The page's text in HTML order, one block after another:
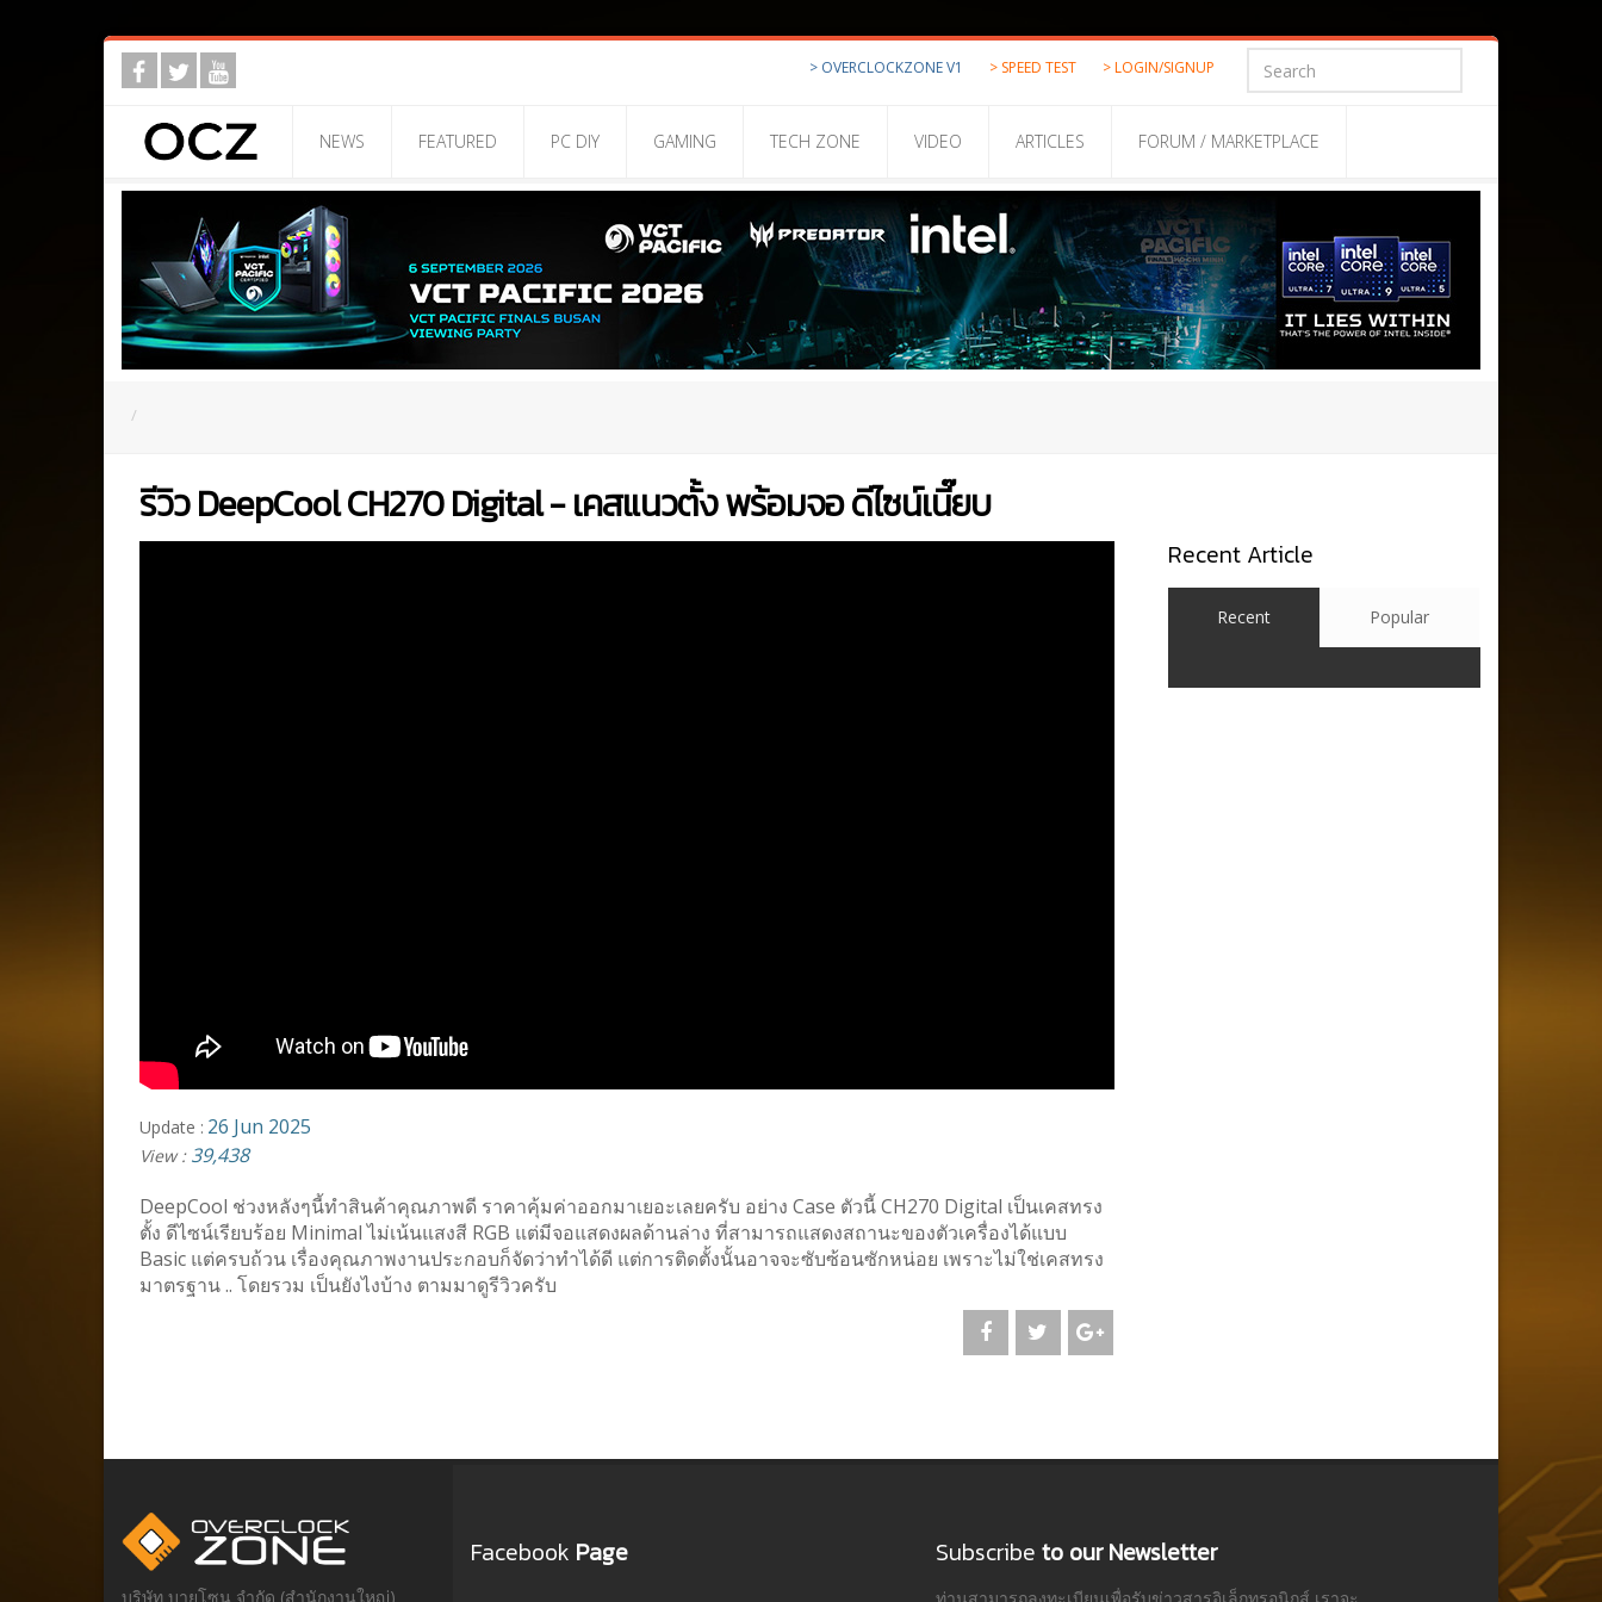
> OVERCLOCKZONE V1 > SPEED TEST > LOGIN/SIGNUP
NEWS FEATURED PC DIY GAMING TECH ZONE VIDEO ARTICLES FORUM / MARKETPLACE
รีวิว DeepCool CH270 Digital - เคสแนวตั้ง พร้อมจอ ดีไซน์เนี๊ยบ
Update : 26 Jun 2025
View : 39,438
DeepCool ช่วงหลังๆนี้ทำสินค้าคุณภาพดี ราคาคุ้มค่าออกมาเยอะเลยครับ อย่าง Case ตัวนี้ CH270 Digital เป็นเคสทรง
ตั้ง ดีไซน์เรียบร้อย Minimal ไม่เน้นแสงสี RGB แต่มีจอแสดงผลด้านล่าง ที่สามารถแสดงสถานะของตัวเครื่องได้แบบ
Basic แต่ครบถ้วน เรื่องคุณภาพงานประกอบก็จัดว่าทำได้ดี แต่การติดตั้งนั้นอาจจะซับซ้อนซักหน่อย เพราะไม่ใช่เคสทรง
มาตรฐาน .. โดยรวม เป็นยังไงบ้าง ตามมาดูรีวิวครับ
Recent Article
Recent Popular
บริษัท บายโซน จำกัด (สำนักงานใหญ่)
Facebook Page Subscribe to our Newsletter